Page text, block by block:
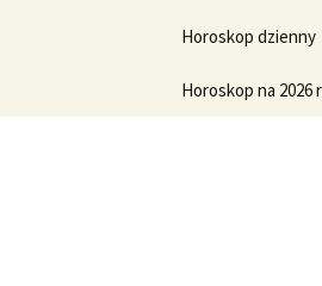
treściHoroskop dzienny
Horoskop na 2026